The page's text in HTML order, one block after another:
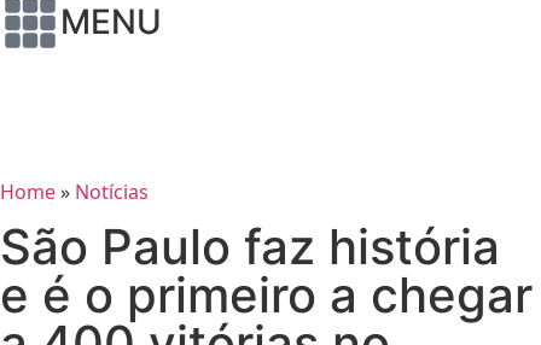
MENU
Home» Notícias
São Paulo faz história
e é o primeiro a chegar